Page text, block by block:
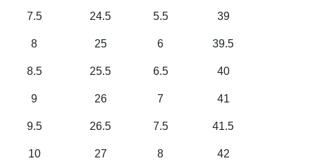
7.5 24.5 5.5 39
8 25 6 39.5
8.5 25.5 6.5 40
9 26 7 41
9.5 26.5 7.5 41.5
10 27 8 42